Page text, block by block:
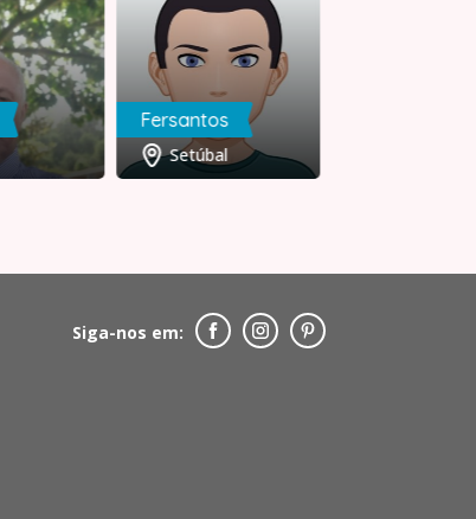
Fersantos
Setúbal
Siga-nos em: